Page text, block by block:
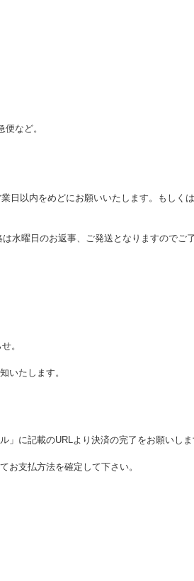
など。
日以内をめどにお願いいたします。もしく
水曜日のお返事、ご発送となりますのでご
。
いたします。
」に記載のURLより決済の完了をお願いし
お支払方法を確定して下さい。